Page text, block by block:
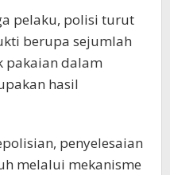
pelaku, polisi turut
berupa sejumlah
pakaian dalam
hasil
penyelesaian
melalui mekanisme